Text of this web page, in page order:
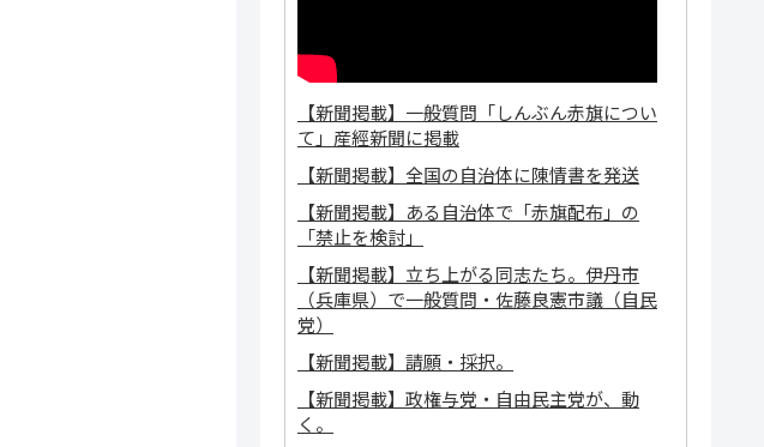
【新聞掲載】一般質問「しんぶん赤旗につい
て」産經新聞に掲載
【新聞掲載】全国の自治体に陳情書を発送
【新聞掲載】ある自治体で「赤旗配布」の
「禁止を検討」
【新聞掲載】立ち上がる同志たち。伊丹市
（兵庫県）で一般質問・佐藤良憲市議（自民
党）
【新聞掲載】請願・採択。
【新聞掲載】政権与党・自由民主党が、動
く。